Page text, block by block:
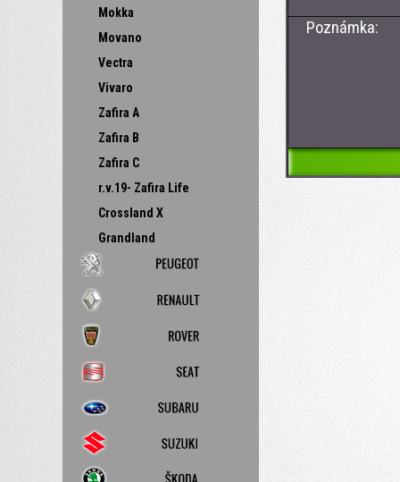
Mokka
Movano
Vectra
Vivaro
Zafira A
Zafira B
Zafira C
r.v.19- Zafira Life
Crossland X
Grandland
Poznámka: